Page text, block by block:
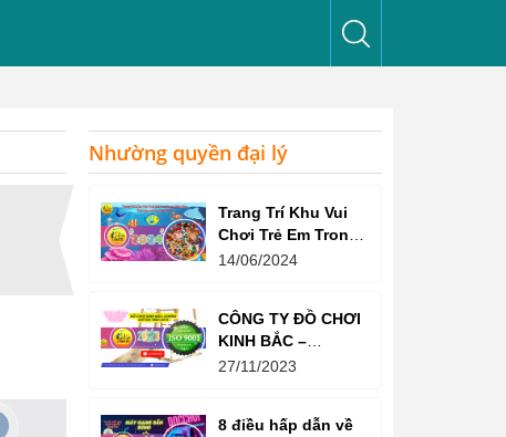
Nhường quyền đại lý
Trang Trí Khu Vui
Chơi Trẻ Em Trong
Nhà Như Thế Nào
14/06/2024
CÔNG TY ĐỒ CHƠI
KINH BẮC –
CHỨNG CHỈ ISO
27/11/2023
8 điều hấp dẫn về